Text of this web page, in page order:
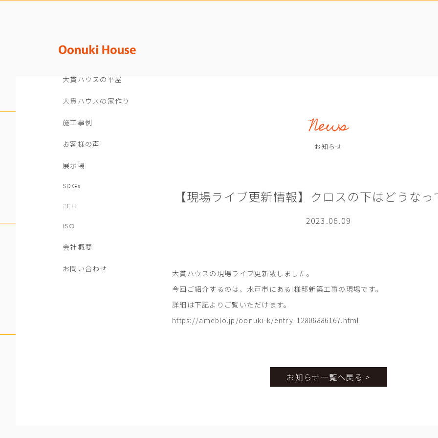
大貫ハウスの平屋
大貫ハウスの家作り
施工事例
お客様の声
展示場
SDGs
ZEH
ISO
会社概要
お問い合わせ
お知らせ
【現場ライブ更新情報】クロスの下はどうな
2023.06.09
大貫ハウスの現場ライブ更新致しました。
今回ご紹介するのは、水戸市にあるI様邸新築工事の現場です。
詳細は下記よりご覧いただけます。
https://ameblo.jp/oonuki-k/entry-12806886167.html
お知らせ一覧へ戻る >